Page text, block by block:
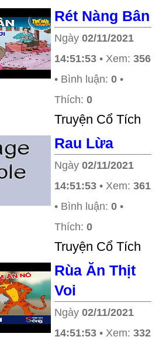
Rét Nàng Bân
Ngày 02/11/2021
14:51:53 • Xem: 356
• Bình luận: 0 •
Thích: 0
Truyện Cổ Tích
Rau Lừa
Ngày 02/11/2021
14:51:53 • Xem: 361
• Bình luận: 0 •
Thích: 0
Truyện Cổ Tích
Rùa Ăn Thịt
Voi
Ngày 02/11/2021
14:51:53 • Xem: 332